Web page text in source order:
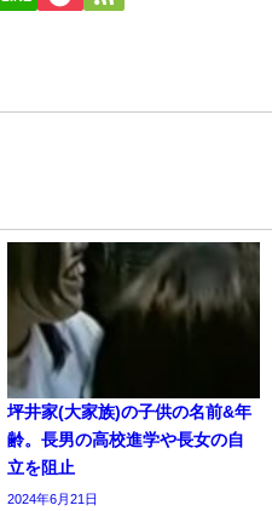
坪井家(大家族)の子供の名前&年
齢。長男の高校進学や長女の自
立を阻止
2024年6月21日